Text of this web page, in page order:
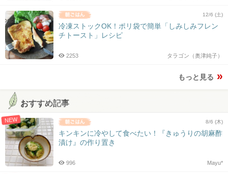
12/6 (土)
冷凍ストックOK！ポリ袋で簡単「しみしみフレン
チトースト」レシピ
タラゴン（奥津純子）
2253
もっと見る
おすすめ記事
NEW 8/6 (木)
キンキンに冷やして食べたい！『きゅうりの胡麻酢
漬け』の作り置き
Mayu*
996